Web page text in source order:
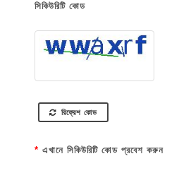
সিকিউরিটি কোড
রিফ্রেশ কোড
* এখানে সিকিউরিটি কোড প্রবেশ করুন